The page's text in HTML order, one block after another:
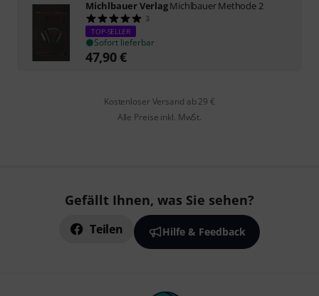
Michlbauer VerlagMichlbauer Methode 2
3
TOP-SELLER
Sofort lieferbar
47,90€
Kostenloser Versand ab 29 €
Alle Preise inkl. MwSt.
Gefällt Ihnen, was Sie sehen?
Teilen Hilfe & Feedback